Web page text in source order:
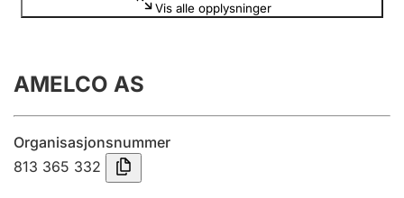
Årsrekneskap
Innsending og forseinkingsgebyr
Tinglysing
Vis alle opplysninger
AMELCO AS
Organisasjonsnummer
813 365 332